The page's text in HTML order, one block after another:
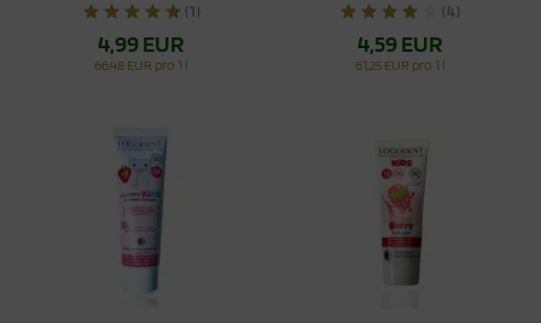
(1)
4,99 EUR
66,48 EUR pro 1 l
(4)
4,59 EUR
61,25 EUR pro 1 l